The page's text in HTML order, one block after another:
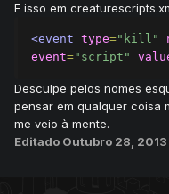
E isso em
<event type="kill"
event="script"
Desculpe pelos nomes
pensar em qualquer coisa
me veio à mente.
Editado Outubro 28, 2013